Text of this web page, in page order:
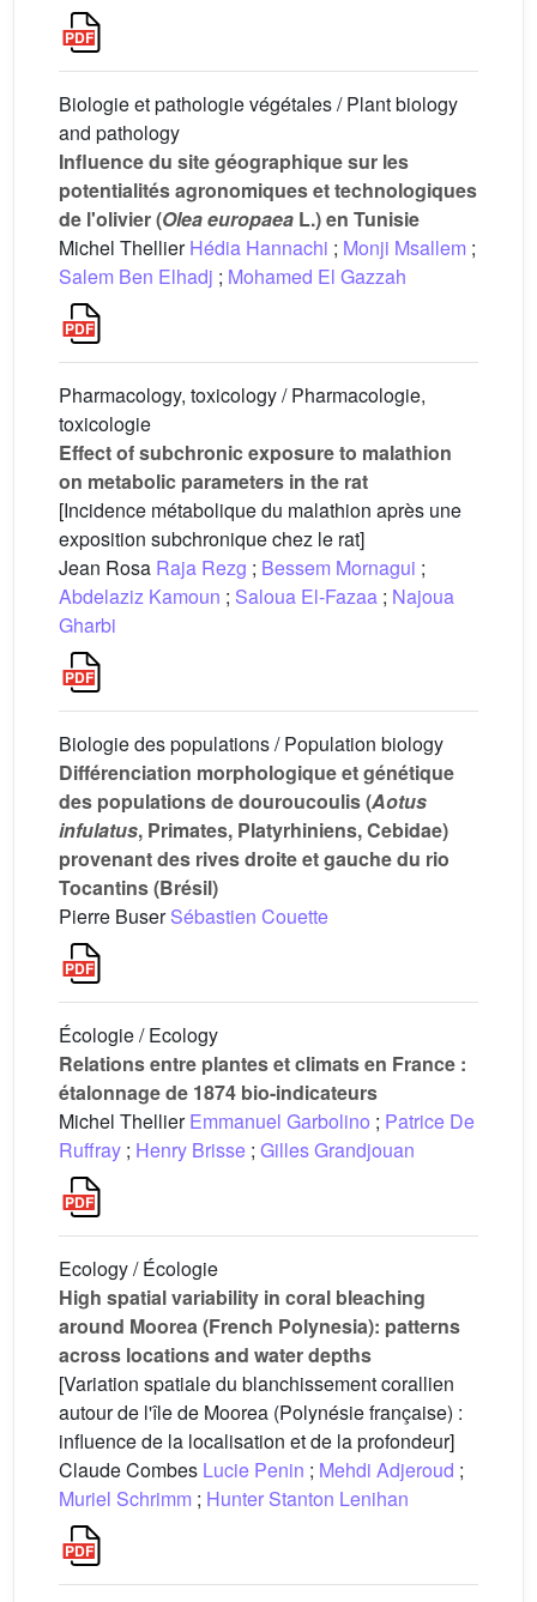
Biologie et pathologie végétales / Plant biology
and pathology
Influence du site géographique sur les
potentialités agronomiques et technologiques
de l'olivier (Olea europaea L.) en Tunisie
Michel ThellierHédia Hannachi ; Monji Msallem ;
Salem Ben Elhadj ; Mohamed El Gazzah
Pharmacology, toxicology / Pharmacologie,
toxicologie
Effect of subchronic exposure to malathion
on metabolic parameters in the rat
[Incidence métabolique du malathion après une
exposition subchronique chez le rat]
Jean Rosa Raja Rezg ; Bessem Mornagui ;
Abdelaziz Kamoun ; Saloua El-Fazaa ; Najoua
Gharbi
Biologie des populations / Population biology
Différenciation morphologique et génétique
des populations de douroucoulis (Aotus
infulatus, Primates, Platyrhiniens, Cebidae)
provenant des rives droite et gauche du rio
Tocantins (Brésil)
Pierre BuserSébastien Couette
Écologie / Ecology
Relations entre plantes et climats en France :
étalonnage de 1874 bio-indicateurs
Michel ThellierEmmanuel Garbolino ; Patrice De
Ruffray ; Henry Brisse ; Gilles Grandjouan
Ecology / Écologie
High spatial variability in coral bleaching
around Moorea (French Polynesia): patterns
across locations and water depths
[Variation spatiale du blanchissement corallien
autour de l'île de Moorea (Polynésie française) :
influence de la localisation et de la profondeur]
Claude Combes Lucie Penin ; Mehdi Adjeroud ;
Muriel Schrimm ; Hunter Stanton Lenihan